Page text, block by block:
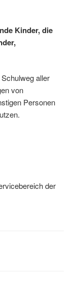
Kinder, die
aller
von
Personen
der